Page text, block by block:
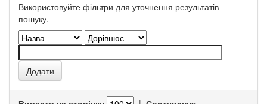
Використовуйте фільтри для уточнення результатів
пошуку.